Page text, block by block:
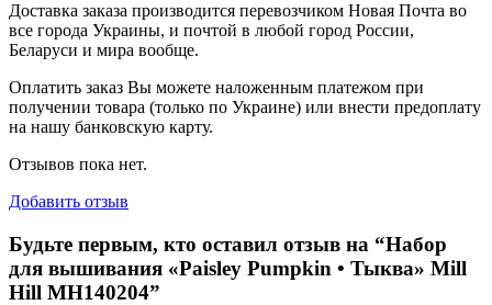
Доставка заказа производится перевозчиком Новая Почта во
все города Украины, и почтой в любой город России,
Беларуси и мира вообще.
Оплатить заказ Вы можете наложенным платежом при
получении товара (только по Украине) или внести предоплату
на нашу банковскую карту.
Отзывов пока нет.
Добавить отзыв
Будьте первым, кто оставил отзыв на “Набор
для вышивания «Paisley Pumpkin • Тыква» Mill
Hill MH140204”